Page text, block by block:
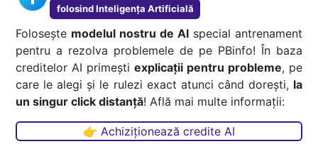
folosind Inteligența Artificială
Folosește modelul nostru de AIspecial antrenament
pentru a rezolva problemele de pe PBinfo! În baza
creditelor AI primești explicații pentru probleme, pe
care le alegi și le rulezi exact atunci când dorești, la
un singur click distanță! Află mai multe informații:
👉 Achiziționează credite AI